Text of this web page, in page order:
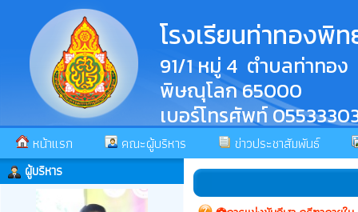
โรงเรียนท่าทองพิ
91/1 หมู่ 4 ตำบลท่าทอ
พิษณุโลก 65000
เบอร์โทรศัพท์
หน้าแรก คณะผู้บริหาร ข่าวประชาสัมพันธ์
ผู้บริหาร